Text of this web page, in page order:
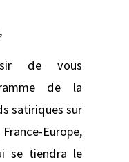
de vous
de la
satiriques sur
Europe,
se tiendra le